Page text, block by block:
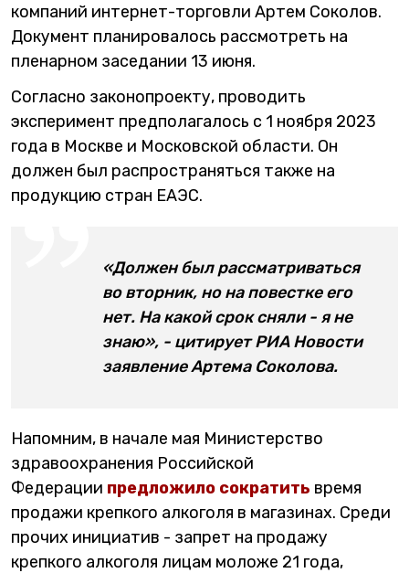
компаний интернет-торговли Артем Соколов.
Документ планировалось рассмотреть на
пленарном заседании 13 июня.
Согласно законопроекту, проводить
эксперимент предполагалось с 1 ноября 2023
года в Москве и Московской области. Он
должен был распространяться также на
продукцию стран ЕАЭС.
«Должен был рассматриваться
во вторник, но на повестке его
нет. На какой срок сняли - я не
знаю», - цитирует РИА Новости
заявление Артема Соколова.
Напомним, в начале мая Министерство
здравоохранения Российской
Федерации предложило сократить время
продажи крепкого алкоголя в магазинах. Среди
прочих инициатив - запрет на продажу
крепкого алкоголя лицам моложе 21 года,